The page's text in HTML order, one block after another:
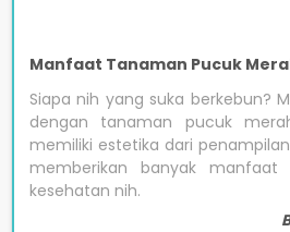
Manfaat Tanaman Pucuk
Siapa nih yang suka berkebun?
dengan tanaman pucuk
memiliki estetika dari
memberikan banyak manfaat
kesehatan nih.